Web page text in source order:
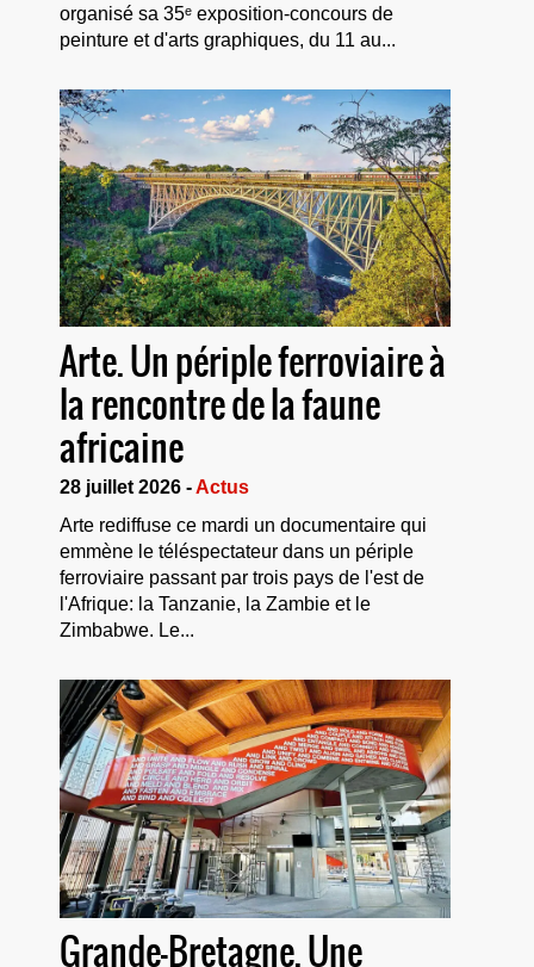
organisé sa 35ᵉ exposition-concours de
peinture et d'arts graphiques, du 11 au...
Arte. Un périple ferroviaire à
la rencontre de la faune
africaine
28 juillet 2026 -Actus
Arte rediffuse ce mardi un documentaire qui
emmène le téléspectateur dans un périple
ferroviaire passant par trois pays de l'est de
l'Afrique: la Tanzanie, la Zambie et le
Zimbabwe. Le...
Grande-Bretagne. Une